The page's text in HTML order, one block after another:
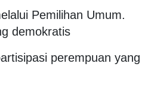
Pemilihan Umum.
demokratis
perempuan yang